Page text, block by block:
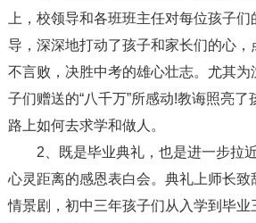
上，校领导和各班班主任对每位孩子
导，深深地打动了孩子和家长们的心，
不言败，决胜中考的雄心壮志。尤其
子们赠送的“八千万”所感动!教诲照亮
路上如何去求学和做人。
2、既是毕业典礼，也是进一步拉
心灵距离的感恩表白会。典礼上师长致
情景剧，初中三年孩子们从入学到毕业